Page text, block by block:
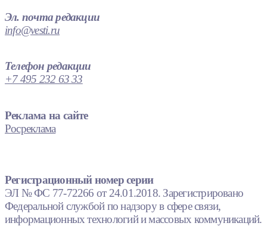
Эл. почта редакции
info@vesti.ru
Телефон редакции
+7 495 232 63 33
Реклама на сайте
Росреклама
Регистрационный номер серии
ЭЛ № ФС 77-72266 от 24.01.2018. Зарегистрировано
Федеральной службой по надзору в сфере связи,
информационных технологий и массовых коммуникаций.